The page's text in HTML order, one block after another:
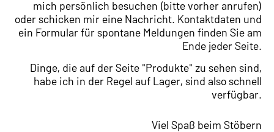
mich persönlich besuchen (bitte vorher anrufen)
oder schicken mir eine Nachricht. Kontaktdaten und
ein Formular für spontane Meldungen finden Sie am
Ende jeder Seite.
Dinge, die auf der Seite "Produkte" zu sehen sind,
habe ich in der Regel auf Lager, sind also schnell
verfügbar.
Viel Spaß beim Stöbern